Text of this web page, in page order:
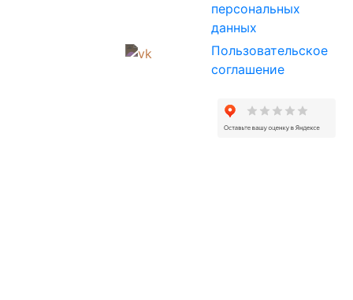
персональных
данных
Пользовательское
соглашение